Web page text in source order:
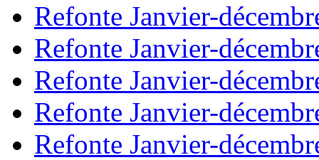
Refonte Janvier-
Refonte Janvier-
Refonte Janvier-
Refonte Janvier-
Refonte Janvier-